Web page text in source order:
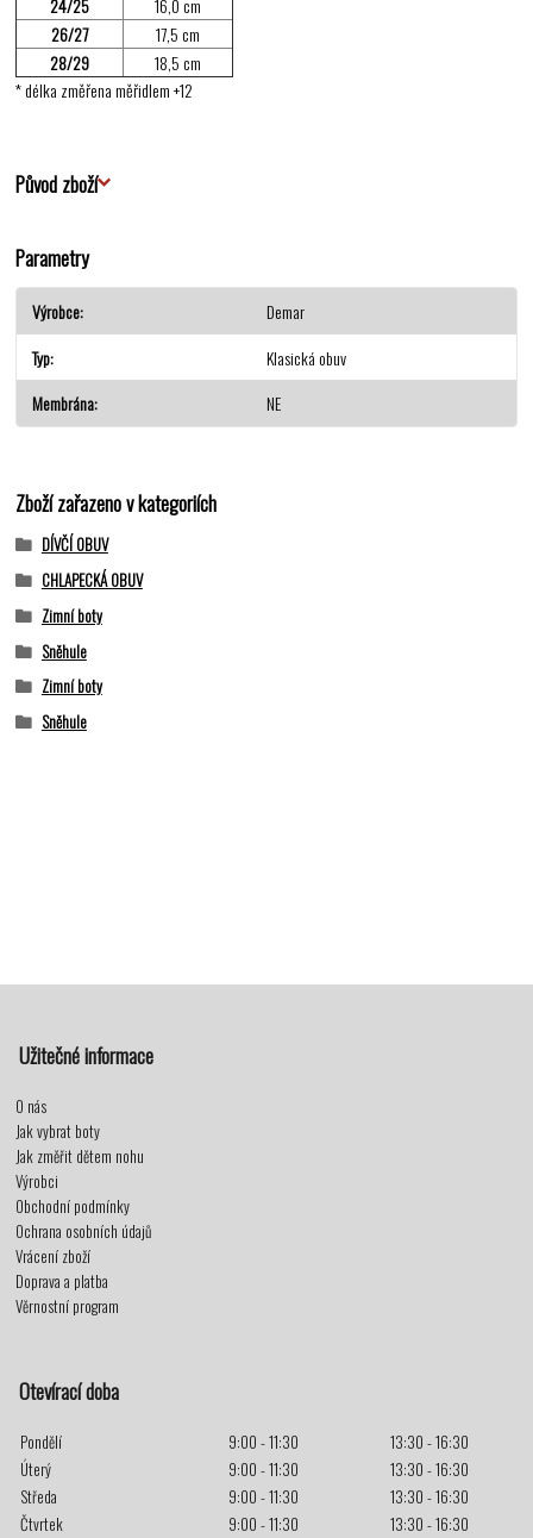
24/25
16,0 cm
26/27
17,5 cm
28/29
18,5 cm
* délka změřena měřidlem +12
Původ zboží
Parametry
Výrobce
Demar
Typ
Klasická obuv
Membrána
NE
Zboží zařazeno v kategoriích
DÍVČÍ OBUV
CHLAPECKÁ OBUV
Zimní boty
Sněhule
Zimní boty
Sněhule
Užitečné informace
O nás
Jak vybrat boty
Jak změřit dětem nohu
Výrobci
Obchodní podmínky
Ochrana osobních údajů
Vrácení zboží
Doprava a platba
Věrnostní program
Otevírací doba
Pondělí 9:00 - 11:30
13:30 - 16:30
Úterý
9:00 - 11:30
13:30 - 16:30
Středa
9:00 - 11:30
13:30 - 16:30
Čtvrtek
9:00 - 11:30
13:30 - 16:30